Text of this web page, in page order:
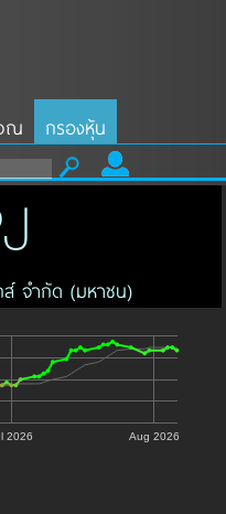
ณ กรองหุ้น
จำกัด (มหาชน)
2026 Aug 2026